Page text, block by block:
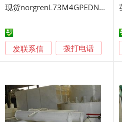
现货norgrenL73M4GPEDN油雾器
发联系信 拨打电话